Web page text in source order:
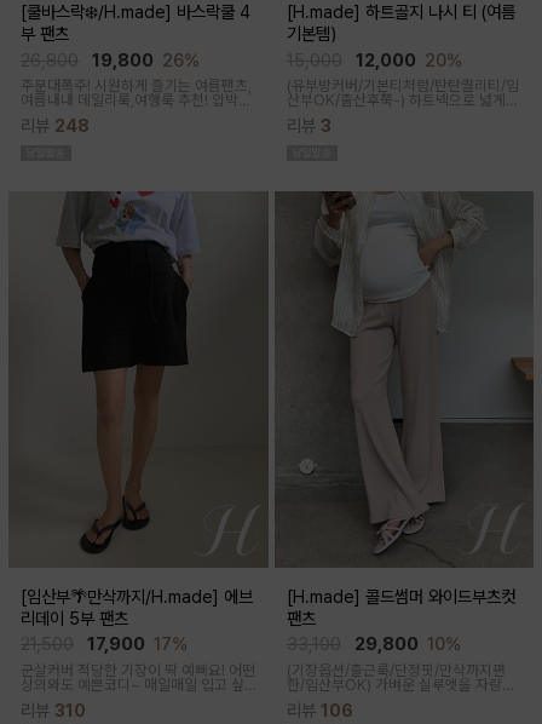
[쿨바스락❄️/H.made] 바스락쿨 4
부 팬츠
19,800 26%
주문대폭주! 시원하게 즐기는 여름팬츠,
여름내내 데일리룩,여행룩 추천! 압박없
이 편안한 임부복대, 캐쥬얼한 무드의 편
안한 팬츠에요!바스락거리는 매끈한 원
리뷰 248
[H.made] 하트골지 나시 티 (여름
기본템)
12,000 20%
(유부방커버/기본티처럼/탄탄퀄리티/임
산부OK/출산후쭉-) 하트넥으로 넓게
파져 은은한 쇄골 노출이 여성스러운 실
루엣이 되고 넓은 암홀로 끼임이나 답답
리뷰 3
[임산부🌴만삭까지/H.made] 에브
리데이 5부 팬츠
17,900 17%
군살커버 적당한 기장이 딱 예뻐요! 어떤
상의와도 예쁜코디~ 매일매일 입고 싶
한 5부 기장감으로 군살커버
리뷰 310
[H.made] 콜드썸머 와이드부츠컷
팬츠
29,800 10%
(기장옵션/출근룩/단정핏/만삭까지편
한/임산부OK) 가벼운 실루엣을 자랑하
단감과 디자인으로 쾌적하게 착용돼요
리뷰 106